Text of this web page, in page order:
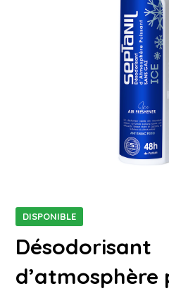
DISPONIBLE
Désodorisant
d’atmosphère